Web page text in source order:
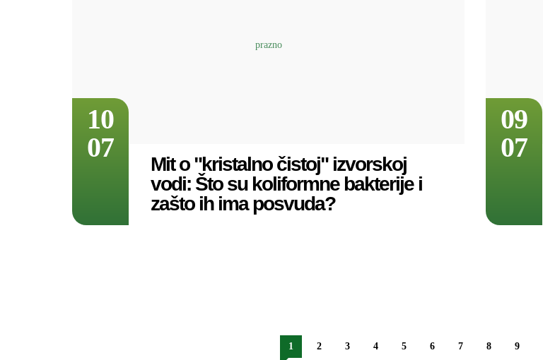
10
07
Mit o "kristalno čistoj" izvorskoj
vodi: Što su koliformne bakterije i
zašto ih ima posvuda?
09
07
1 2 3 4 5 6 7 8 9